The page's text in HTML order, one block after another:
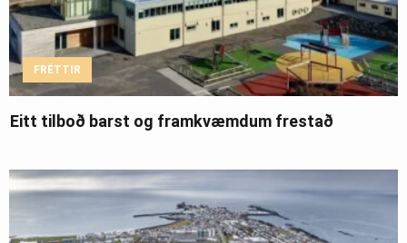
FRÉTTIR
Eitt tilboð barst og framkvæmdum frestað